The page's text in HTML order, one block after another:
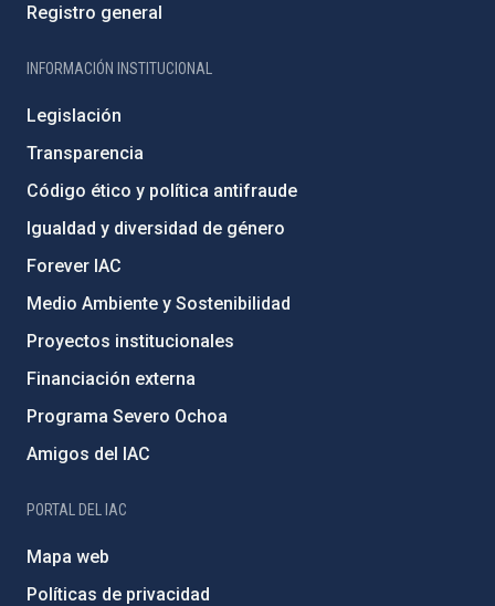
Registro general
INFORMACIÓN INSTITUCIONAL
Legislación
Transparencia
Código ético y política antifraude
Igualdad y diversidad de género
Forever IAC
Medio Ambiente y Sostenibilidad
Proyectos institucionales
Financiación externa
Programa Severo Ochoa
Amigos del IAC
PORTAL DEL IAC
Mapa web
Políticas de privacidad